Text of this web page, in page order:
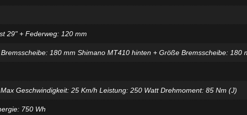
29" + Federweg: 120 mm
180 mm Shimano MT410 hinten + Größe Bremsscheibe: 180
Geschwindigkeit: 25 Km/h Leistung: 250 Watt Drehmoment: 85 Nm (J)
750 Wh